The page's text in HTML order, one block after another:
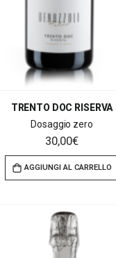
TRENTO DOC RISERVA
Dosaggio zero
30,00€
AGGIUNGI AL CARRELLO